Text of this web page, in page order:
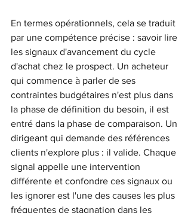
En termes opérationnels, cela se traduit
par une compétence précise : savoir lire
les signaux d'avancement du cycle
d'achat chez le prospect. Un acheteur
qui commence à parler de ses
contraintes budgétaires n'est plus dans
la phase de définition du besoin, il est
entré dans la phase de comparaison. Un
dirigeant qui demande des références
clients n'explore plus : il valide. Chaque
signal appelle une intervention
différente et confondre ces signaux ou
les ignorer est l'une des causes les plus
fréquentes de stagnation dans les